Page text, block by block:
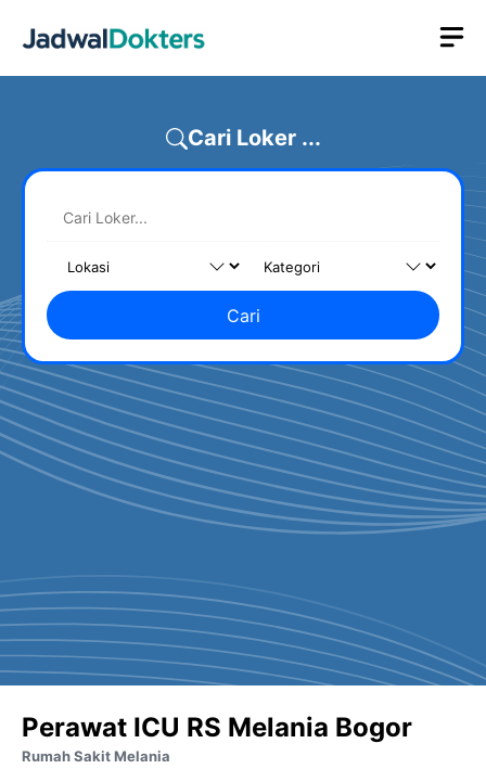
Cari Loker ...
Cari
Perawat ICU RS Melania Bogor
Rumah Sakit Melania